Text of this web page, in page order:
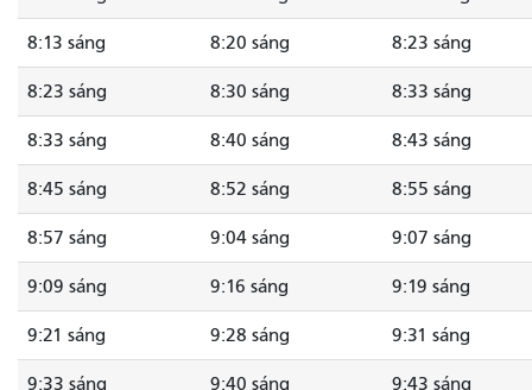
8:13 sáng 8:20 sáng 8:23 sáng
8:23 sáng 8:30 sáng 8:33 sáng
8:33 sáng 8:40 sáng 8:43 sáng
8:45 sáng 8:52 sáng 8:55 sáng
8:57 sáng 9:04 sáng 9:07 sáng
9:09 sáng 9:16 sáng 9:19 sáng
9:21 sáng 9:28 sáng 9:31 sáng
9:33 sáng 9:40 sáng 9:43 sáng